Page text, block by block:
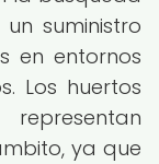
suministro
en entornos
Los huertos
ya que